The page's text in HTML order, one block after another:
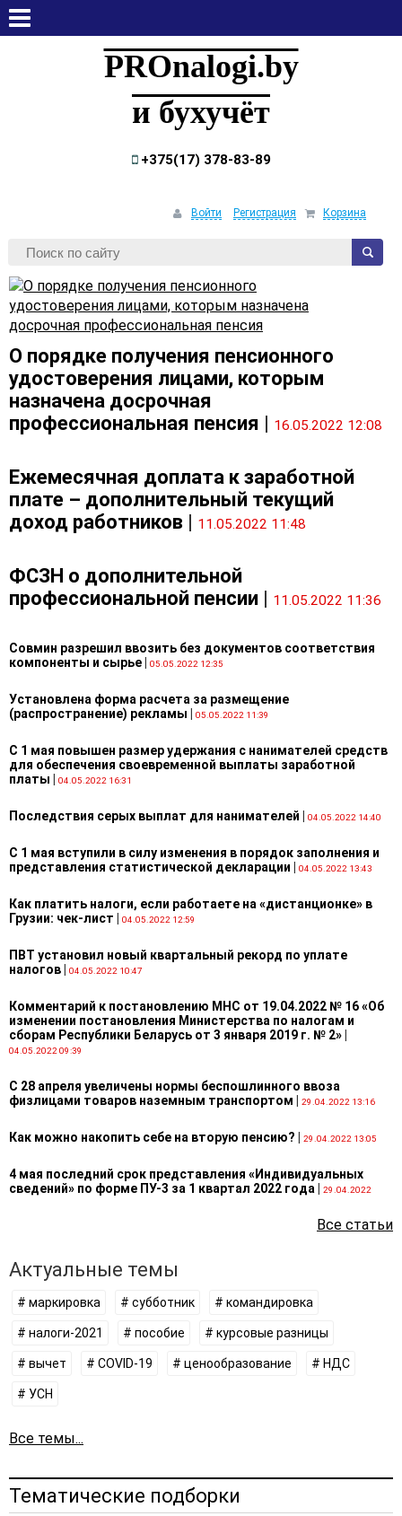
PROnalogi.by
и бухучёт
+375(17) 378-83-89
Войти Регистрация Корзина
О порядке получения пенсионного
удостоверения лицами, которым
назначена досрочная
профессиональная пенсия | 16.05.2022 12:08
Ежемесячная доплата к заработной
плате – дополнительный текущий
доход работников | 11.05.2022 11:48
ФСЗН о дополнительной
профессиональной пенсии | 11.05.2022 11:36
Совмин разрешил ввозить без документов соответствия
компоненты и сырье
05.05.2022 12:35
Установлена форма расчета за размещение
(распространение) рекламы
05.05.2022 11:39
С 1 мая повышен размер удержания с нанимателей средств
для обеспечения своевременной выплаты заработной
платы
04.05.2022 16:31
Последствия серых выплат для нанимателей 04.05.2022 14:40
С 1 мая вступили в силу изменения в порядок заполнения и
представления статистической декларации
04.05.2022 13:43
Как платить налоги, если работаете на «дистанционке» в
Грузии: чек-лист
04.05.2022 12:59
ПВТ установил новый квартальный рекорд по уплате
налогов
04.05.2022 10:47
Комментарий к постановлению МНС от 19.04.2022 № 16 «Об
изменении постановления Министерства по налогам и
сборам Республики Беларусь от 3 января 2019 г. № 2»
04.05.2022 09:39
С 28 апреля увеличены нормы беспошлинного ввоза
физлицами товаров наземным транспортом
29.04.2022 13:16
Как можно накопить себе на вторую пенсию? 29.04.2022 13:05
4 мая последний срок представления «Индивидуальных
сведений» по форме ПУ-3 за 1 квартал 2022 года
29.04.2022
Все статьи
Актуальные темы
# маркировка # субботник # командировка
# налоги-2021 # пособие # курсовые разницы
# вычет # COVID-19 # ценообразование # НДС
# УСН
Все темы...
Тематические подборки